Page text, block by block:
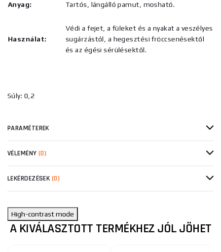
Anyag: Tartós, lángálló pamut, mosható.
Használat:
Védi a fejet, a füleket és a nyakat a veszélyes
sugárzástól, a hegesztési fröccsenésektől
és az égési sérülésektől.
Súly: 0,2
PARAMÉTEREK
VÉLEMÉNY (0)
LEKÉRDEZÉSEK (0)
High-contrast mode
A KIVÁLASZTOTT TERMÉKHEZ JÓL JÖHET